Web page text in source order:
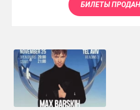
БИЛЕТЫ